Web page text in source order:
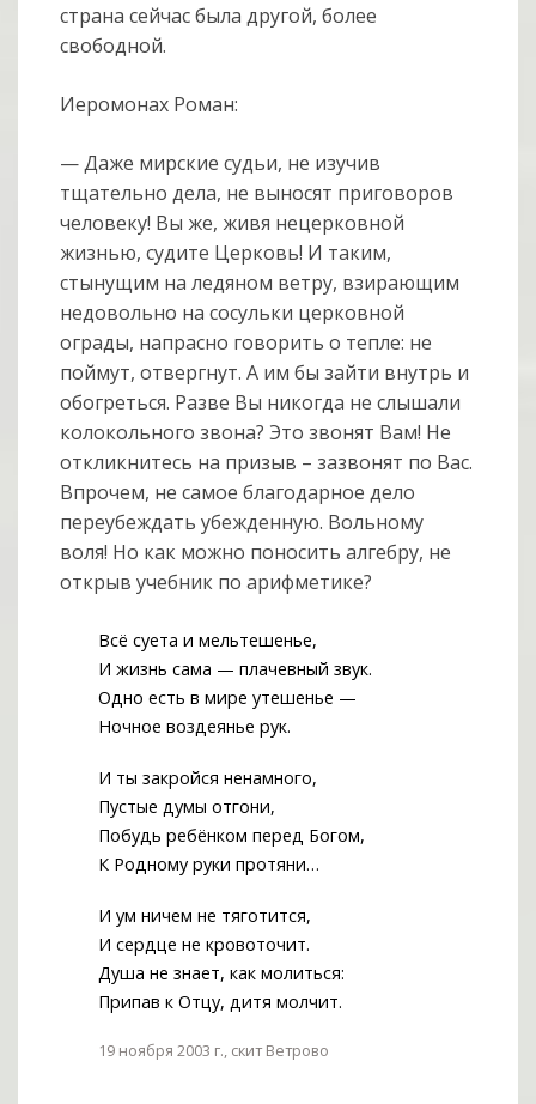
страна сейчас была другой, более
свободной.
Иеромонах Роман:
— Даже мирские судьи, не изучив
тщательно дела, не выносят приговоров
человеку! Вы же, живя нецерковной
жизнью, судите Церковь! И таким,
стынущим на ледяном ветру, взирающим
недовольно на сосульки церковной
ограды, напрасно говорить о тепле: не
поймут, отвергнут. А им бы зайти внутрь и
обогреться. Разве Вы никогда не слышали
колокольного звона? Это звонят Вам! Не
откликнитесь на призыв – зазвонят по Вас.
Впрочем, не самое благодарное дело
переубеждать убежденную. Вольному
воля! Но как можно поносить алгебру, не
открыв учебник по арифметике?
Всё суета и мельтешенье,
И жизнь сама — плачевный звук.
Одно есть в мире утешенье —
Ночное воздеянье рук.
И ты закройся ненамного,
Пустые думы отгони,
Побудь ребёнком перед Богом,
К Родному руки протяни…
И ум ничем не тяготится,
И сердце не кровоточит.
Душа не знает, как молиться:
Припав к Отцу, дитя молчит.
19 ноября 2003 г., скит Ветрово